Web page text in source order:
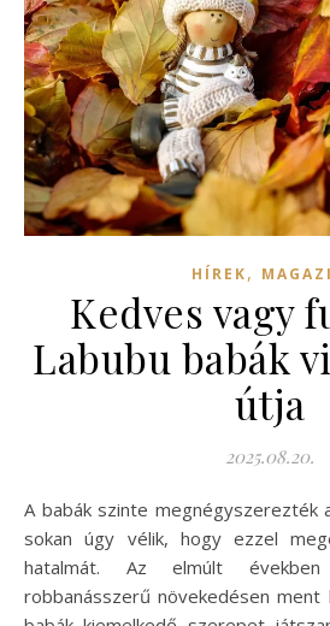
HÍREK,
Kedves vagy
Labubu babák
útja
2025.08.20.
A babák szinte megnégyszerezték a gyártóik profitját, és
sokan úgy vélik, hogy ezzel
hatalmát. Az elmúlt
robbanásszerű növekedésen ment